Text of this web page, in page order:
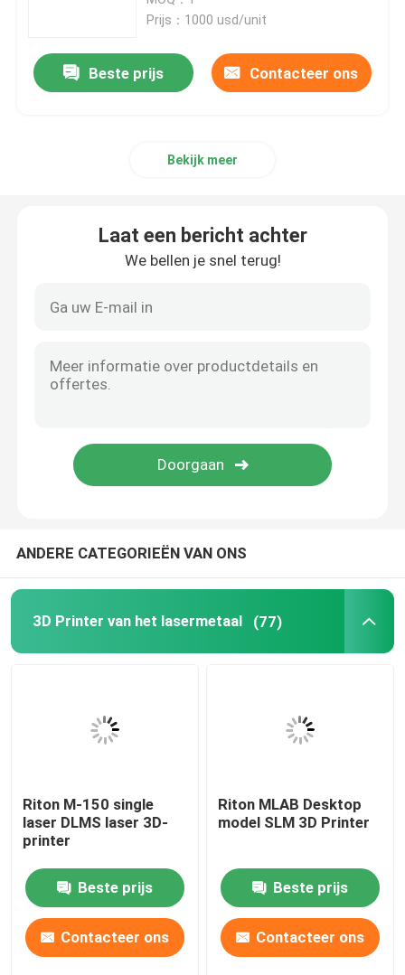
Medische 3D Printer
Juwelen 3D Printer
3D de Harsprinter van SLA
Laser Sinterende Machine
titanium 3d printer
Draadbuigmachine DMIS-V1
Draadbuigmachine DMIS-V1
Draadbuigmachine DMIS-V1
Prijs：1000 usd/unit
Beste prijs Contacteer ons
Bekijk meer
Laat een bericht achter
We bellen je snel terug!
ANDERE CATEGORIEËN VAN ONS
3D Printer van het lasermetaal (77)
Riton M-150 single
laser DLMS laser 3D-
printer
Beste prijs
Contacteer ons
Riton MLAB Desktop
model SLM 3D Printer
Beste prijs
Contacteer ons